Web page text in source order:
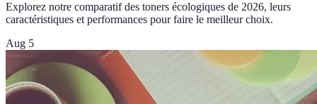
Explorez notre comparatif des toners écologiques de 2026, leurs
caractéristiques et performances pour faire le meilleur choix.
Aug 5